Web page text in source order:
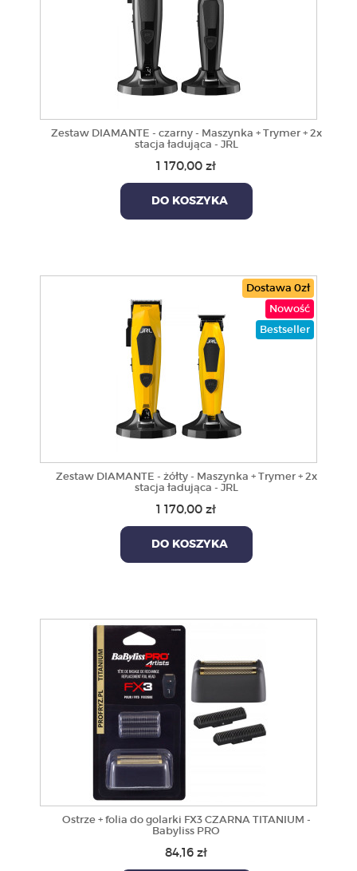
Zestaw DIAMANTE - czarny - Maszynka + Trymer + 2x
stacja ładująca - JRL
1 170,00 zł
DO KOSZYKA
Dostawa 0zł
Nowość
Bestseller
Zestaw DIAMANTE - żółty - Maszynka + Trymer + 2x
stacja ładująca - JRL
1 170,00 zł
DO KOSZYKA
Ostrze + folia do golarki FX3 CZARNA TITANIUM -
Babyliss PRO
84,16 zł